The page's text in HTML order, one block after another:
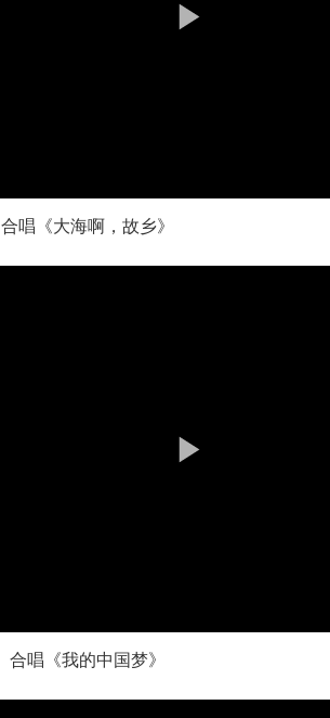
合唱《大海啊，故乡》
合唱《我的中国梦》